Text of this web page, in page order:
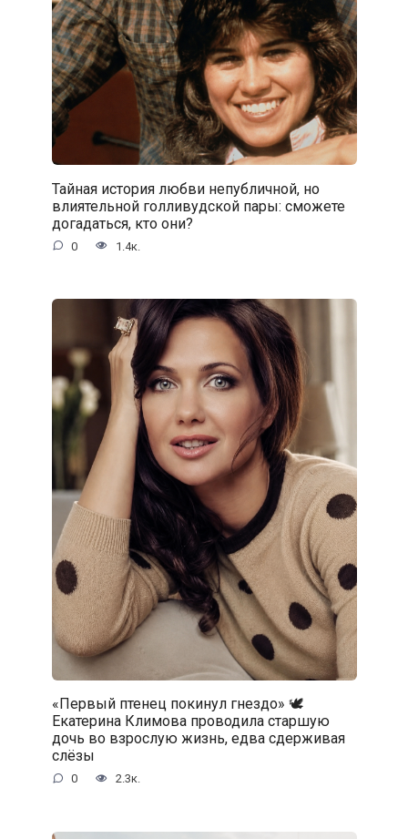
Тайная история любви непубличной, но
влиятельной голливудской пары: сможете
догадаться, кто они?
0 1.4к.
«Первый птенец покинул гнездо» 🕊️
Екатерина Климова проводила старшую
дочь во взрослую жизнь, едва сдерживая
слёзы
0 2.3к.